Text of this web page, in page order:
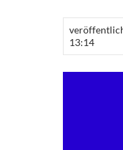
13:14